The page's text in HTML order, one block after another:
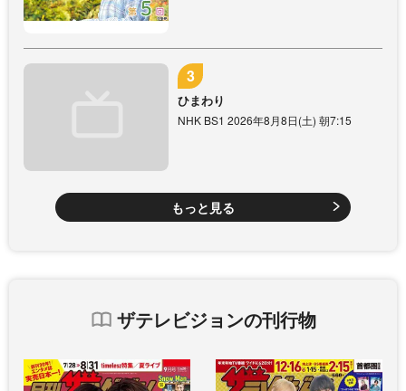
ひまわり
NHK BS1 2026年8月8日(土) 朝7:15
もっと見る
ザテレビジョンの刊行物